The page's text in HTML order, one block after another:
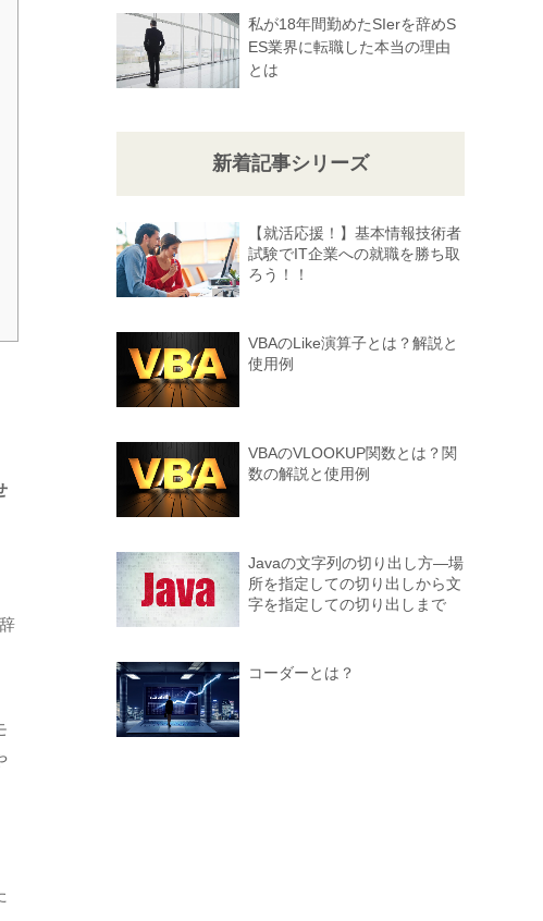
私が18年間勤めたSIerを辞めS
ES業界に転職した本当の理由
とは
新着記事シリーズ
【就活応援！】基本情報技術者
試験でIT企業への就職を勝ち取
ろう！！
VBAのLike演算子とは？解説と
使用例
VBAのVLOOKUP関数とは？関
数の解説と使用例
Javaの文字列の切り出し方―場
所を指定しての切り出しから文
字を指定しての切り出しまで
コーダーとは？